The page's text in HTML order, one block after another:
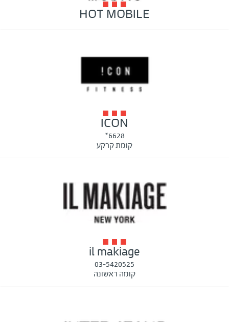
HOT MOBILE
ICON
6628*
קומת קרקע
il makiage
03-5420525
קומה ראשונה